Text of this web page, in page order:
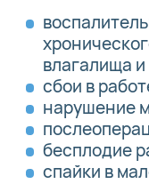
влагалища
сбои в
нарушение
бесплодие
спайки в